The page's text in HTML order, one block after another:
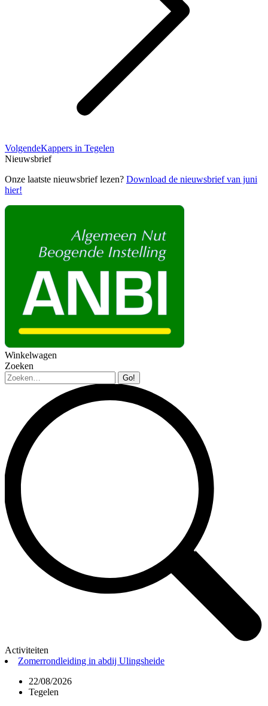
VolgendeVolgend
bericht
Kappers in Tegelen
Nieuwsbrief
Onze laatste nieuwsbrief lezen? Download de nieuwsbrief van juni
hier!
Winkelwagen
Zoeken
Zoeken:
Activiteiten
Zomerrondleiding in abdij Ulingsheide
22/08/2026
Tegelen